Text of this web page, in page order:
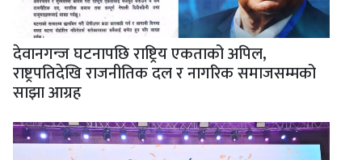
देवानगन्ज घटनापछि राष्ट्रिय एकताको अपिल,
राष्ट्रपतिदेखि राजनीतिक दल र नागरिक समाजसम्मको
साझा आग्रह